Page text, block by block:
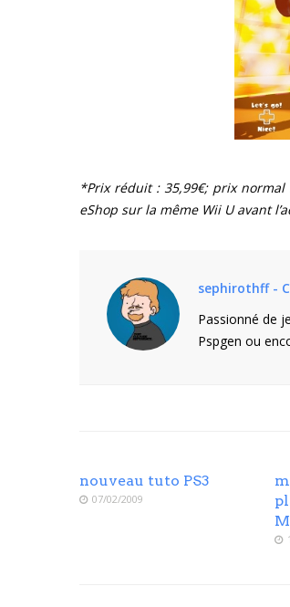
*Prix réduit : 35,99€; prix normal
eShop sur la même Wii U avant
sephirothff -
Passionné de
Pspgen ou
nouveau tuto PS3
07/02/2009